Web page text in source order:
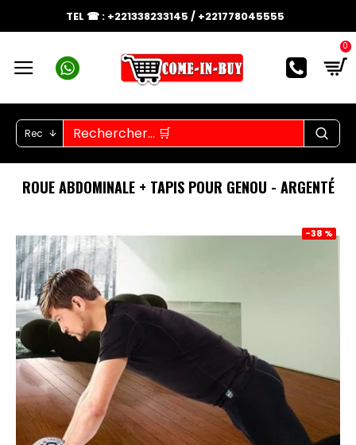
TEL ☎ : +221338233145 / +221778045555
0
Rec
ROUE ABDOMINALE + TAPIS POUR GENOU - ARGENTÉ
-38 %